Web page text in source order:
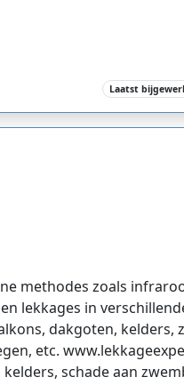
Laatst
methodes zoals
lekkages in
dakgoten, kelders,
etc.
schade aan